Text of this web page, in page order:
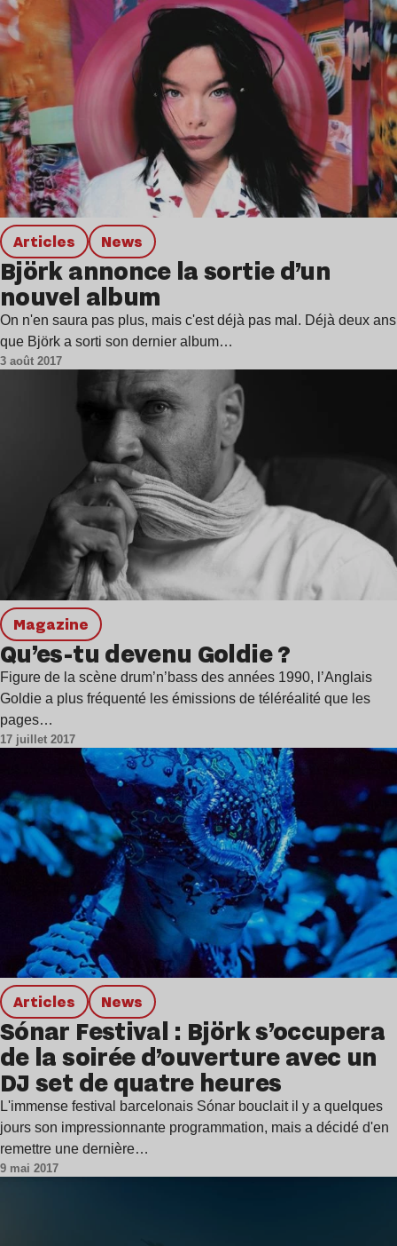
Articles news
Björk annonce la sortie d’un
nouvel album
On n'en saura pas plus, mais c'est déjà pas mal. Déjà deux ans
que Björk a sorti son dernier album…
3 août 2017
magazine
Qu’es-tu devenu Goldie ?
Figure de la scène drum’n’bass des années 1990, l’Anglais
Goldie a plus fréquenté les émissions de téléréalité que les
pages…
17 juillet 2017
Articles news
Sónar Festival : Björk s’occupera
de la soirée d’ouverture avec un
DJ set de quatre heures
L'immense festival barcelonais Sónar bouclait il y a quelques
jours son impressionnante programmation, mais a décidé d'en
remettre une dernière…
9 mai 2017